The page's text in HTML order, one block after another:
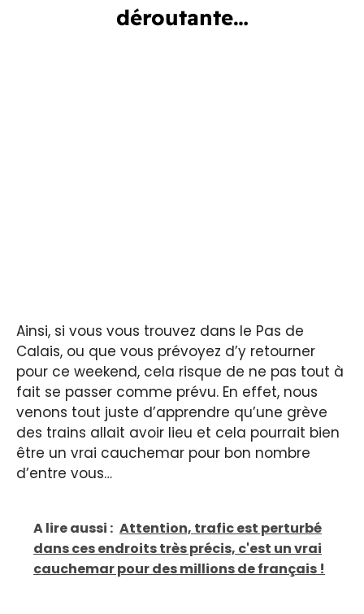
déroutante…
Ainsi, si vous vous trouvez dans le Pas de
Calais, ou que vous prévoyez d’y retourner
pour ce weekend, cela risque de ne pas tout à
fait se passer comme prévu. En effet, nous
venons tout juste d’apprendre qu’une grève
des trains allait avoir lieu et cela pourrait bien
être un vrai cauchemar pour bon nombre
d’entre vous…
A lire aussi : Attention, trafic est perturbé
dans ces endroits très précis, c'est un vrai
cauchemar pour des millions de français !